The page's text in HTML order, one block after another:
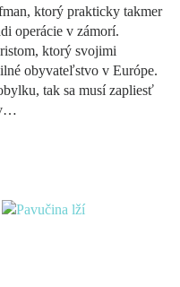
ktorý prakticky takmer
operácie v zámorí.
ktorý svojimi
obyvateľstvo v Európe.
tak sa musí zapliesť